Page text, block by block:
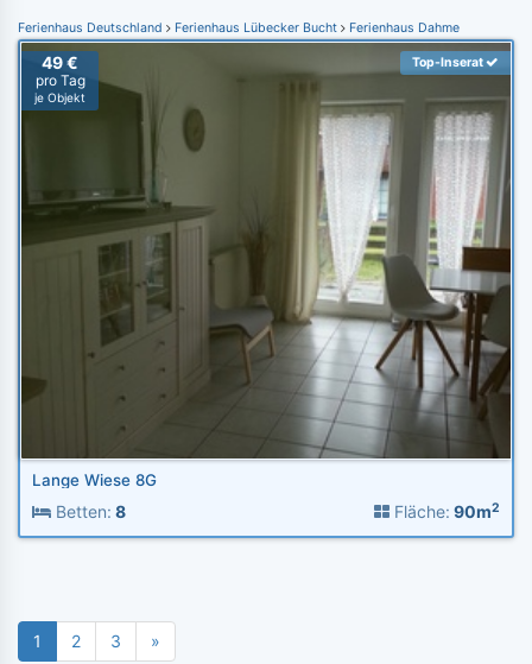
Ferienhaus Deutschland Ferienhaus Lübecker Bucht Ferienhaus Dahme
49 €
pro Tag
je Objekt
Top-Inserat
Lange Wiese 8G
Betten: 8 Fläche: 90m2
1 2 3 »